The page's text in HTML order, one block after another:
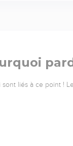
liés à ce point ! Le